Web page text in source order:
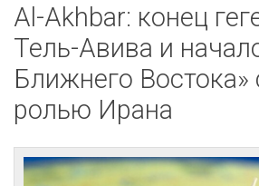
Al-Akhbar: конец
Тель-Авива и
Ближнего Востока»
ролью Ирана